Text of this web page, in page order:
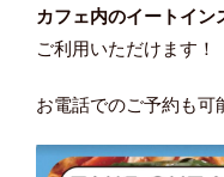
カフェ内のイートイン
ご利用いただけます！
お電話でのご予約も可